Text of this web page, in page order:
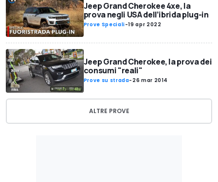
Jeep Grand Cherokee 4xe, la
prova negli USA dell’ibrida plug-in
Prove Speciali-19 apr 2022
Jeep Grand Cherokee, la prova dei
consumi "reali"
Prove su strada- 26 mar 2014
ALTRE PROVE